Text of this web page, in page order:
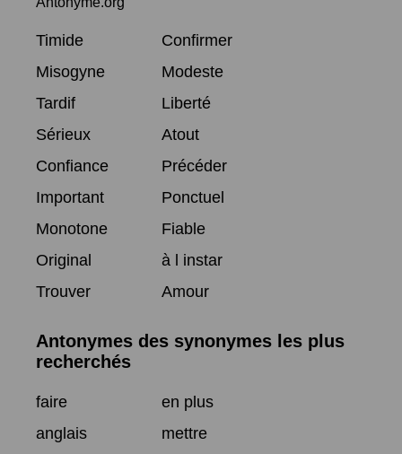
Timide
Confirmer
Misogyne
Modeste
Tardif
Liberté
Sérieux
Atout
Confiance
Précéder
Important
Ponctuel
Monotone
Fiable
Original
à l instar
Trouver
Amour
Antonymes des synonymes les plus
recherchés
faire
en plus
anglais
mettre